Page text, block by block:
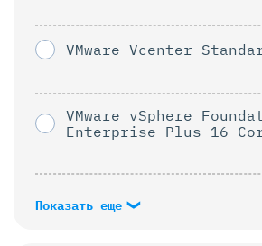
VMware Vcenter
VMware vSphere
Enterprise Plus 16
Показать еще